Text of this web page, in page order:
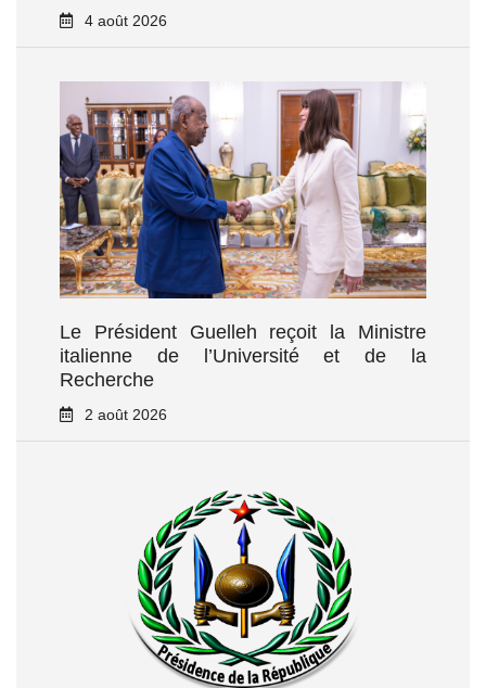
4 août 2026
Le Président Guelleh reçoit la Ministre
italienne de l’Université et de la
Recherche
2 août 2026